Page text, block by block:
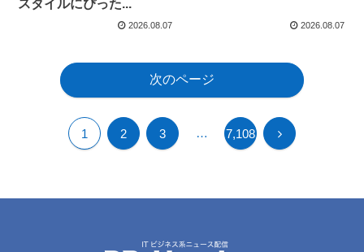
スタイルにぴった...
2026.08.07 2026.08.07
次のページ
1 2 3 … 7,108